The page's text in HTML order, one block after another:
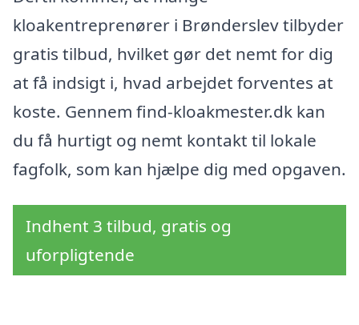
kloakentreprenører i Brønderslev tilbyder
gratis tilbud, hvilket gør det nemt for dig
at få indsigt i, hvad arbejdet forventes at
koste. Gennem find-kloakmester.dk kan
du få hurtigt og nemt kontakt til lokale
fagfolk, som kan hjælpe dig med opgaven.
Indhent 3 tilbud, gratis og
uforpligtende